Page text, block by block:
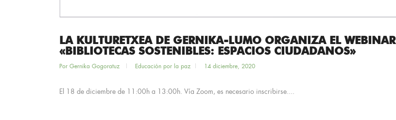
LA KULTURETXEA DE GERNIKA-LUMO ORGANIZA EL WEBINAR
«BIBLIOTECAS SOSTENIBLES: ESPACIOS CIUDADANOS»
Por Gernika Gogoratuz Educación por la paz 14 diciembre, 2020
El 18 de diciembre de 11:00h a 13:00h. Vía Zoom, es necesario inscribirse....